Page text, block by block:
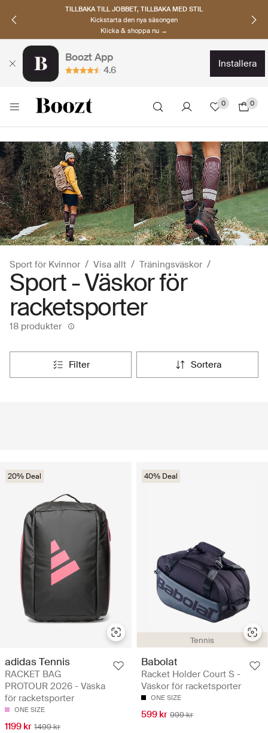
TILLBAKA TILL JOBBET, TILLBAKA MED STIL
Kickstarta den nya säsongen
Klicka & shoppa nu →
Boozt App
4.6
installera
0 0
Sport för Kvinnor Visa allt Träningsväskor
Sport - Väskor för
racketsporter
18 produkter
filter sortera
20% Deal
adidas Tennis
RACKET BAG
PROTOUR 2026 - Väska
för racketsporter
ONE SIZE
1199 kr 1499 kr
Tennis
40% Deal
Babolat
Racket Holder Court S -
Väskor för racketsporter
ONE SIZE
599 kr 999 kr